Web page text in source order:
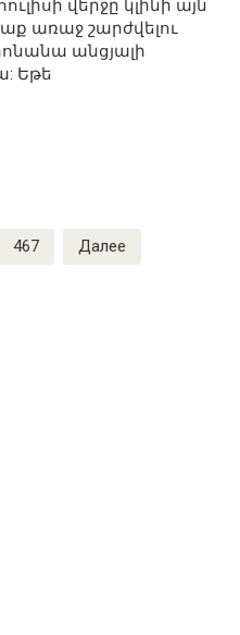
վերջը կլինի այն
առաջ շարժվելու
անցյալի
Եթե
467 Далее